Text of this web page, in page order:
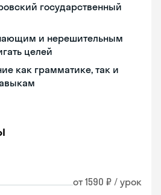
государственный
и нерешительным
целей
как грамматике, так и
от 1590 ₽ / урок